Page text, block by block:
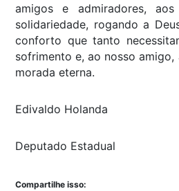
amigos e admiradores,
solidariedade, rogando a
conforto que tanto
sofrimento e, ao nosso
morada eterna.
Edivaldo Holanda
Deputado Estadual
Compartilhe isso: